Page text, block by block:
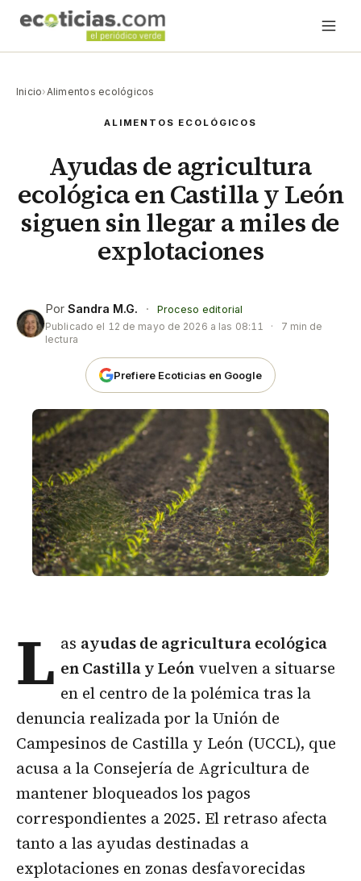
Inicio›Alimentos ecológicos
ALIMENTOS ECOLÓGICOS
Ayudas de agricultura
ecológica en Castilla y León
siguen sin llegar a miles de
explotaciones
Por Sandra M.G. ·
Proceso editorial
Publicado el 12 de mayo de 2026 a las 08:11 ·
7 min de
lectura
Prefiere Ecoticias en Google
L as ayudas de agricultura ecológica
en Castilla y León vuelven a situarse
en el centro de la polémica tras la
denuncia realizada por la Unión de
Campesinos de Castilla y León (UCCL), que
acusa a la Consejería de Agricultura de
mantener bloqueados los pagos
correspondientes a 2025. El retraso afecta
tanto a las ayudas destinadas a
explotaciones en zonas desfavorecidas